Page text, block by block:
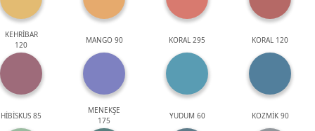
KEHRİBAR
120
MANGO 90 KORAL 295 KORAL 120
HİBİSKUS 85
MENEKŞE
175
YUDUM 60 KOZMİK 90